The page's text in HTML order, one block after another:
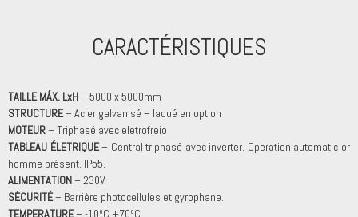
CARACTÉRISTIQUES
TAILLE MÁX. LxH– 5000 x 5000mm
STRUCTURE– Acier galvanisé – laqué en option
MOTEUR– Triphasé avec eletrofreio
TABLEAU ÉLETRIQUE– Central triphasé avec inverter. Operation automatic or
homme présent. IP55.
ALIMENTATION– 230V
SÉCURITÉ– Barrière photocellules et gyrophane.
TEMPERATURE– -10ºC +70ºC